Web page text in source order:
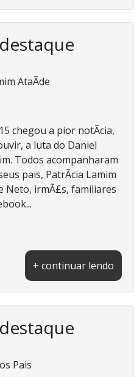
AtaÃ­de
chegou a pior notÃ­cia,
a luta do Daniel
Todos acompanharam
pais, PatrÃ­cia Lamim
Neto, irmÃ£s, familiares
+ continuar lendo
Pais